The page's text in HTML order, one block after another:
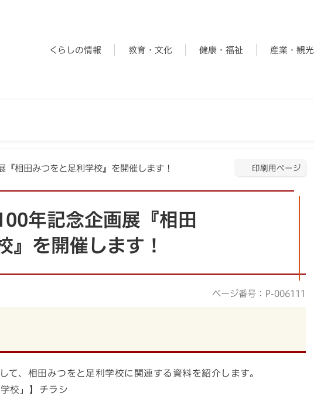
くらしの情報 教育・文化 健康・福祉 産業・観光
印刷用ページ
相田みつをと足利学校』を開催します！
年記念企画展『相田
』を開催します！
ページ番号：P-006111
て、相田みつをと足利学校に関連する資料を紹介します。